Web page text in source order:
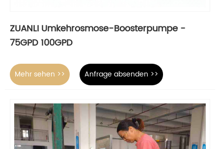
ZUANLI Umkehrosmose-Boosterpumpe -
75GPD 100GPD
Mehr sehen >> Anfrage absenden >>